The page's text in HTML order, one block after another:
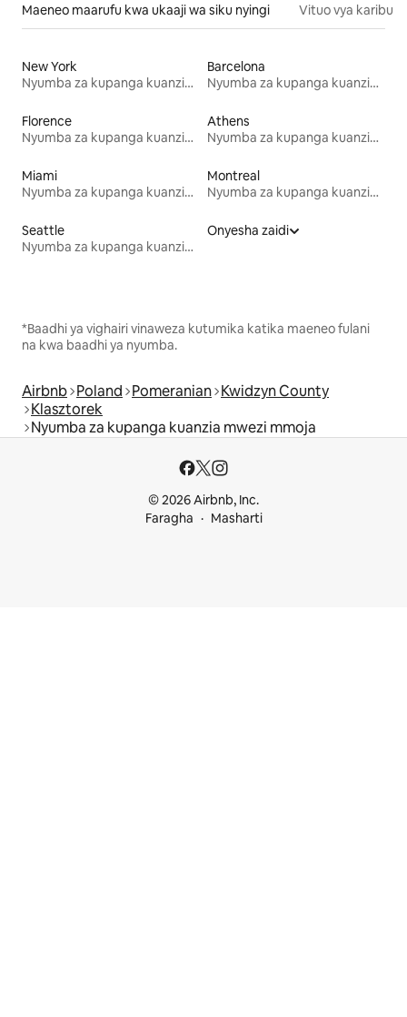
Maeneo maarufu kwa ukaaji wa siku nyingi Vituo vya karibu
New York
Nyumba za kupanga kuanzia mwezi mmoja
Barcelona
Nyumba za kupanga kuanzia mwezi mmoja
Florence
Nyumba za kupanga kuanzia mwezi mmoja
Athens
Nyumba za kupanga kuanzia mwezi mmoja
Miami
Nyumba za kupanga kuanzia mwezi mmoja
Montreal
Nyumba za kupanga kuanzia mwezi mmoja
Seattle
Nyumba za kupanga kuanzia mwezi mmoja
Onyesha zaidi
*Baadhi ya vighairi vinaweza kutumika katika maeneo fulani
na kwa baadhi ya nyumba.
Airbnb Poland Pomeranian Kwidzyn County
Klasztorek
Nyumba za kupanga kuanzia mwezi mmoja
© 2026 Airbnb, Inc.
Faragha
Masharti